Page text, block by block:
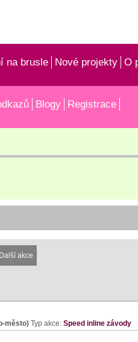
na brusle Nové projekty O
Blogy Registrace
Další akce
město)Typ akce: Speed inline závody